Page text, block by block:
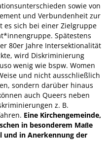
sowie von
und Verbundenheit zur
es sich bei einer Zielgruppe
Spätestens
80er Jahre Intersektionalität
wird Diskriminierung
wenig wie bspw. Women
und nicht ausschließlich
sondern darüber hinaus
auch Queers neben
z. B.
Eine Kirchengemeinde,
in besonderem Maﬂe
in Anerkennung der